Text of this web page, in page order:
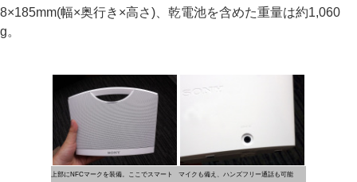
8×185mm(幅×奥行き×高さ)、乾電池を含めた重量は約1,060
g。
上部にNFCマークを装備。ここでスマート
マイクも備え、ハンズフリー通話も可能